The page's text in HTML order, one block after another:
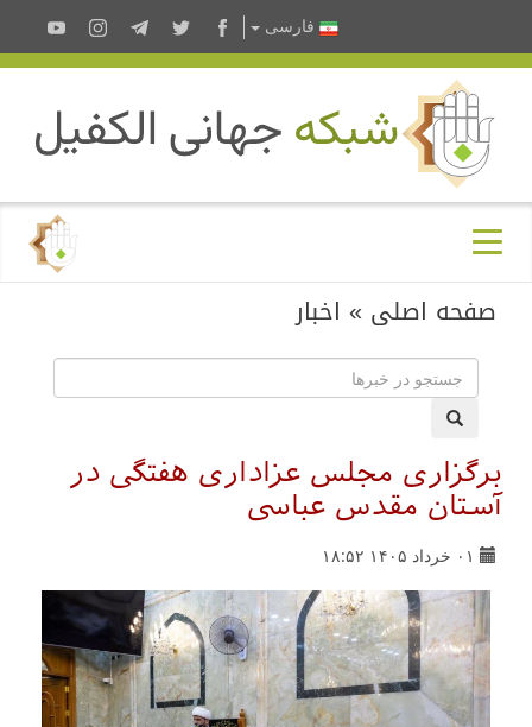
فارسى
صفحه اصلی » اخبار
برگزاری مجلس عزاداری هفتگی در
آستان مقدس عباسی
۰۱ خرداد ۱۴۰۵ ۱۸:۵۲